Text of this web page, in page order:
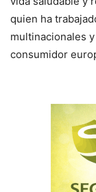
quien ha
multinacionales
consumidor